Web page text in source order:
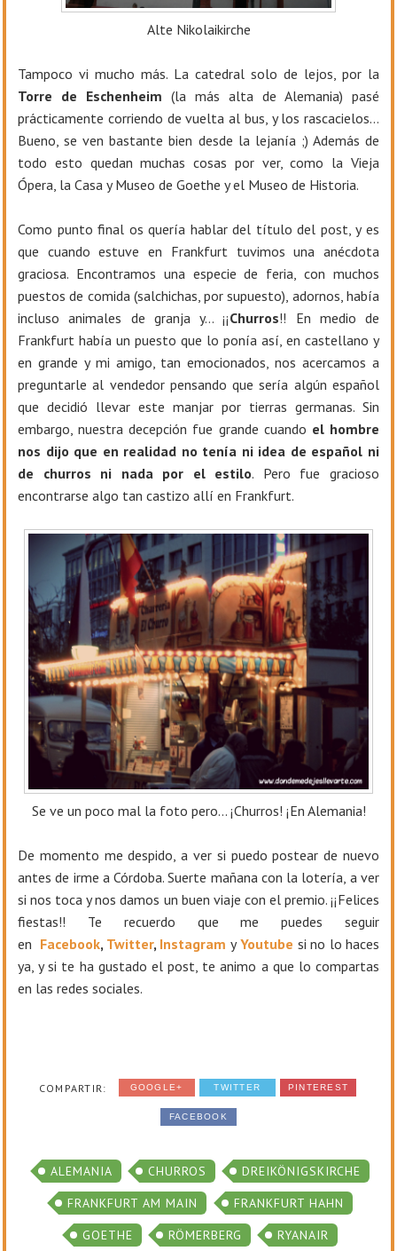
Alte Nikolaikirche
Tampoco vi mucho más. La catedral solo de lejos, por la
Torre de Eschenheim (la más alta de Alemania) pasé
prácticamente corriendo de vuelta al bus, y los rascacielos…
Bueno, se ven bastante bien desde la lejanía ;) Además de
todo esto quedan muchas cosas por ver, como la Vieja
Ópera, la Casa y Museo de Goethe y el Museo de Historia.
Como punto final os quería hablar del título del post, y es
que cuando estuve en Frankfurt tuvimos una anécdota
graciosa. Encontramos una especie de feria, con muchos
puestos de comida (salchichas, por supuesto), adornos, había
incluso animales de granja y… ¡¡Churros!! En medio de
Frankfurt había un puesto que lo ponía así, en castellano y
en grande y mi amigo, tan emocionados, nos acercamos a
preguntarle al vendedor pensando que sería algún español
que decidió llevar este manjar por tierras germanas. Sin
embargo, nuestra decepción fue grande cuando el hombre
nos dijo que en realidad no tenía ni idea de español ni
de churros ni nada por el estilo. Pero fue gracioso
encontrarse algo tan castizo allí en Frankfurt.
Se ve un poco mal la foto pero... ¡Churros! ¡En Alemania!
De momento me despido, a ver si puedo postear de nuevo
antes de irme a Córdoba. Suerte mañana con la lotería, a ver
si nos toca y nos damos un buen viaje con el premio. ¡¡Felices
fiestas!! Te recuerdo que me puedes seguir
en Facebook, Twitter, Instagram y Youtube si no lo haces
ya, y si te ha gustado el post, te animo a que lo compartas
en las redes sociales.
COMPARTIR: GOOGLE+ TWITTER PINTEREST
FACEBOOK
ALEMANIA CHURROS
DREIKÖNIGSKIRCHE
FRANKFURT AM MAIN
FRANKFURT HAHN
GOETHE
RÖMERBERG RYANAIR